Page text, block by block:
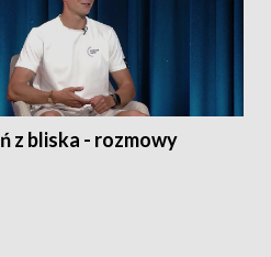
z bliska - rozmowy